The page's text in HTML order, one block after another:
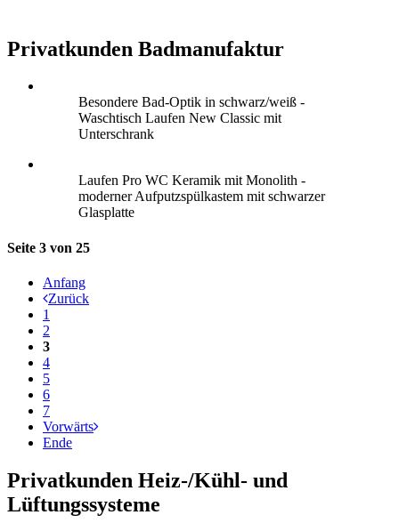
Privatkunden Badmanufaktur
Besondere Bad-Optik in schwarz/weiß -
Waschtisch Laufen New Classic mit
Unterschrank
Laufen Pro WC Keramik mit Monolith -
moderner Aufputzspülkastem mit schwarzer
Glasplatte
Seite 3 von 25
Anfang
Zurück
1
2
3
4
5
6
7
Vorwärts
Ende
Privatkunden Heiz-/Kühl- und
Lüftungssysteme